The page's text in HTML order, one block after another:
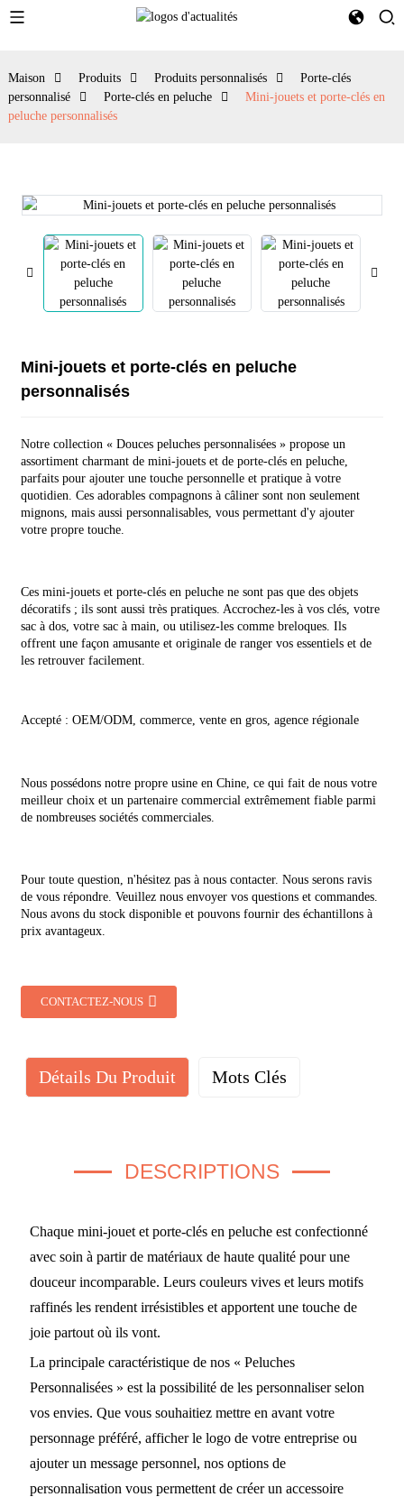
Maison Produits Produits personnalisés
Porte-clés
personnalisé
Porte-clés en peluche
Mini-jouets et porte-clés en
peluche personnalisés
Mini-jouets et porte-clés en peluche
personnalisés
Notre collection « Douces peluches personnalisées » propose un
assortiment charmant de mini-jouets et de porte-clés en peluche,
parfaits pour ajouter une touche personnelle et pratique à votre
quotidien. Ces adorables compagnons à câliner sont non seulement
mignons, mais aussi personnalisables, vous permettant d'y ajouter
votre propre touche.
Ces mini-jouets et porte-clés en peluche ne sont pas que des objets
décoratifs ; ils sont aussi très pratiques. Accrochez-les à vos clés, votre
sac à dos, votre sac à main, ou utilisez-les comme breloques. Ils
offrent une façon amusante et originale de ranger vos essentiels et de
les retrouver facilement.
Accepté : OEM/ODM, commerce, vente en gros, agence régionale
Nous possédons notre propre usine en Chine, ce qui fait de nous votre
meilleur choix et un partenaire commercial extrêmement fiable parmi
de nombreuses sociétés commerciales.
Pour toute question, n'hésitez pas à nous contacter. Nous serons ravis
de vous répondre. Veuillez nous envoyer vos questions et commandes.
Nous avons du stock disponible et pouvons fournir des échantillons à
prix avantageux.
CONTACTEZ-NOUS
Détails Du Produit Mots Clés
DESCRIPTIONS
Chaque mini-jouet et porte-clés en peluche est confectionné
avec soin à partir de matériaux de haute qualité pour une
douceur incomparable. Leurs couleurs vives et leurs motifs
raffinés les rendent irrésistibles et apportent une touche de
joie partout où ils vont.
La principale caractéristique de nos « Peluches
Personnalisées » est la possibilité de les personnaliser selon
vos envies. Que vous souhaitiez mettre en avant votre
personnage préféré, afficher le logo de votre entreprise ou
ajouter un message personnel, nos options de
personnalisation vous permettent de créer un accessoire